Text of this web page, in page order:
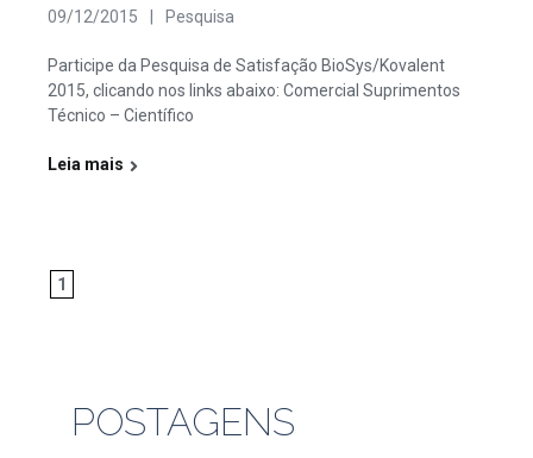
09/12/2015 Pesquisa
Participe da Pesquisa de Satisfação BioSys/Kovalent
2015, clicando nos links abaixo: Comercial Suprimentos
Técnico – Científico
Leia mais
1
POSTAGENS